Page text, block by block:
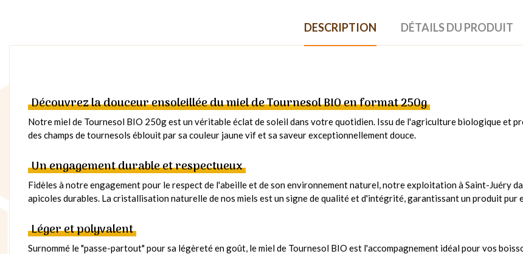
DESCRIPTION DÉTAILS DU PRODUIT
Découvrez la douceur ensoleillée du miel de Tournesol BIO en format 250g
Notre miel de Tournesol BIO 250g est un véritable éclat de soleil dans votre quotidien. Issu de l'agriculture biologique et
des champs de tournesols éblouit par sa couleur jaune vif et sa saveur exceptionnellement douce.
Un engagement durable et respectueux
Fidèles à notre engagement pour le respect de l'abeille et de son environnement naturel, notre exploitation à Saint-Juéry
apicoles durables. La cristallisation naturelle de nos miels est un signe de qualité et d'intégrité, garantissant un produit pur
Léger et polyvalent
Surnommé le "passe-partout" pour sa légèreté en goût, le miel de Tournesol BIO est l'accompagnement idéal pour vos